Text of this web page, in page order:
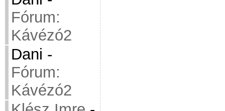
Fórum:
Kávézó2
Dani -
Fórum:
Kávézó2